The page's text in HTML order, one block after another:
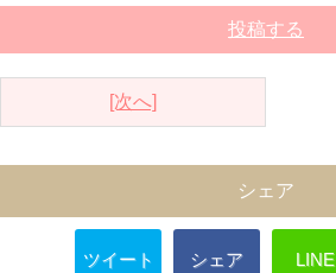
投稿する
[次へ]
シェア
ツイート シェア LINE